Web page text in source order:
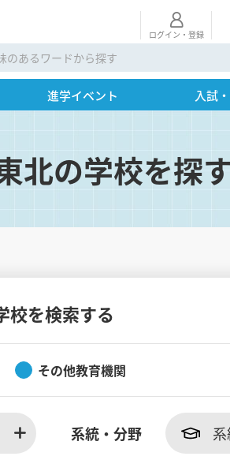
ログイン・登録
進学イベント 入試
北の学校を探
校を検索する
その他教育機関
系統・分野